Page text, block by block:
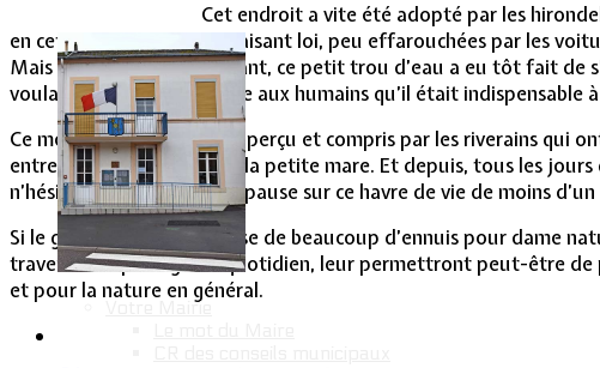
Votre Mairie
Cet endroit a vite été adopté par les
en cet endroit, nécessité faisant loi, peu effarouchées par les
Mais la sécheresse persistant, ce petit trou d’eau a eu tôt fait
voulaient faire comprendre aux humains qu’il était indispensable
Ce message a très vite été perçu et compris par les riverains qui
entretenir artificiellement la petite mare. Et depuis, tous les jours
n’hésitent pas à faire une pause sur ce havre de vie de moins
Si le genre humain est cause de beaucoup d’ennuis pour dame
travers d’un petit geste quotidien, leur permettront peut-être de
et pour la nature en général.